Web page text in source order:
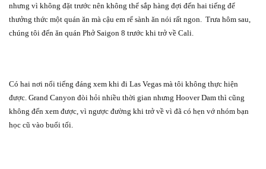
nhưng vì không đặt trước nên không thể sắp hàng đợi đến hai tiếng để
thưởng thức một quán ăn mà cậu em rể sành ăn nói rất ngon.
Trưa hôm sau,
chúng tôi đến ăn quán Phở Saigon 8 trước khi trở về Cali.
Có hai nơi nổi tiếng đáng xem khi đi Las Vegas mà tôi không thực hiện
được. Grand Canyon đòi hỏi nhiều thời gian nhưng Hoover Dam thì cũng
không đến xem được, vì ngược đường khi trở về vì đã có hẹn vớ nhóm bạn
học cũ vào buổi tối.